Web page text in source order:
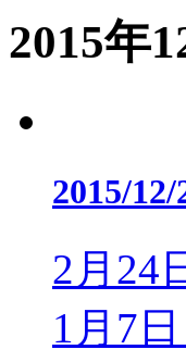
2015年
2015/
2月24
1月7